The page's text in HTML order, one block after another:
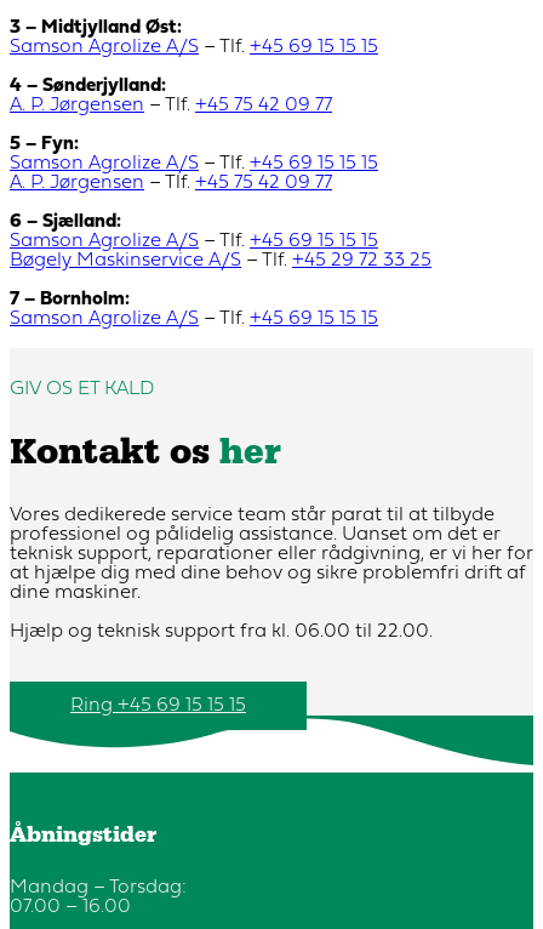
3 – Midtjylland Øst:
Samson Agrolize A/S – Tlf. +45 69 15 15 15
4 – Sønderjylland:
A. P. Jørgensen – Tlf. +45 75 42 09 77
5 – Fyn:
Samson Agrolize A/S – Tlf. +45 69 15 15 15
A. P. Jørgensen – Tlf. +45 75 42 09 77
6 – Sjælland:
Samson Agrolize A/S – Tlf. +45 69 15 15 15
Bøgely Maskinservice A/S – Tlf. +45 29 72 33 25
7 – Bornholm:
Samson Agrolize A/S – Tlf. +45 69 15 15 15
GIV OS ET KALD
Kontakt os her
Vores dedikerede service team står parat til at tilbyde
professionel og pålidelig assistance. Uanset om det er
teknisk support, reparationer eller rådgivning, er vi her for
at hjælpe dig med dine behov og sikre problemfri drift af
dine maskiner.
Hjælp og teknisk support fra kl. 06.00 til 22.00.
Ring +45 69 15 15 15
Åbningstider
Mandag – Torsdag:
07.00 – 16.00